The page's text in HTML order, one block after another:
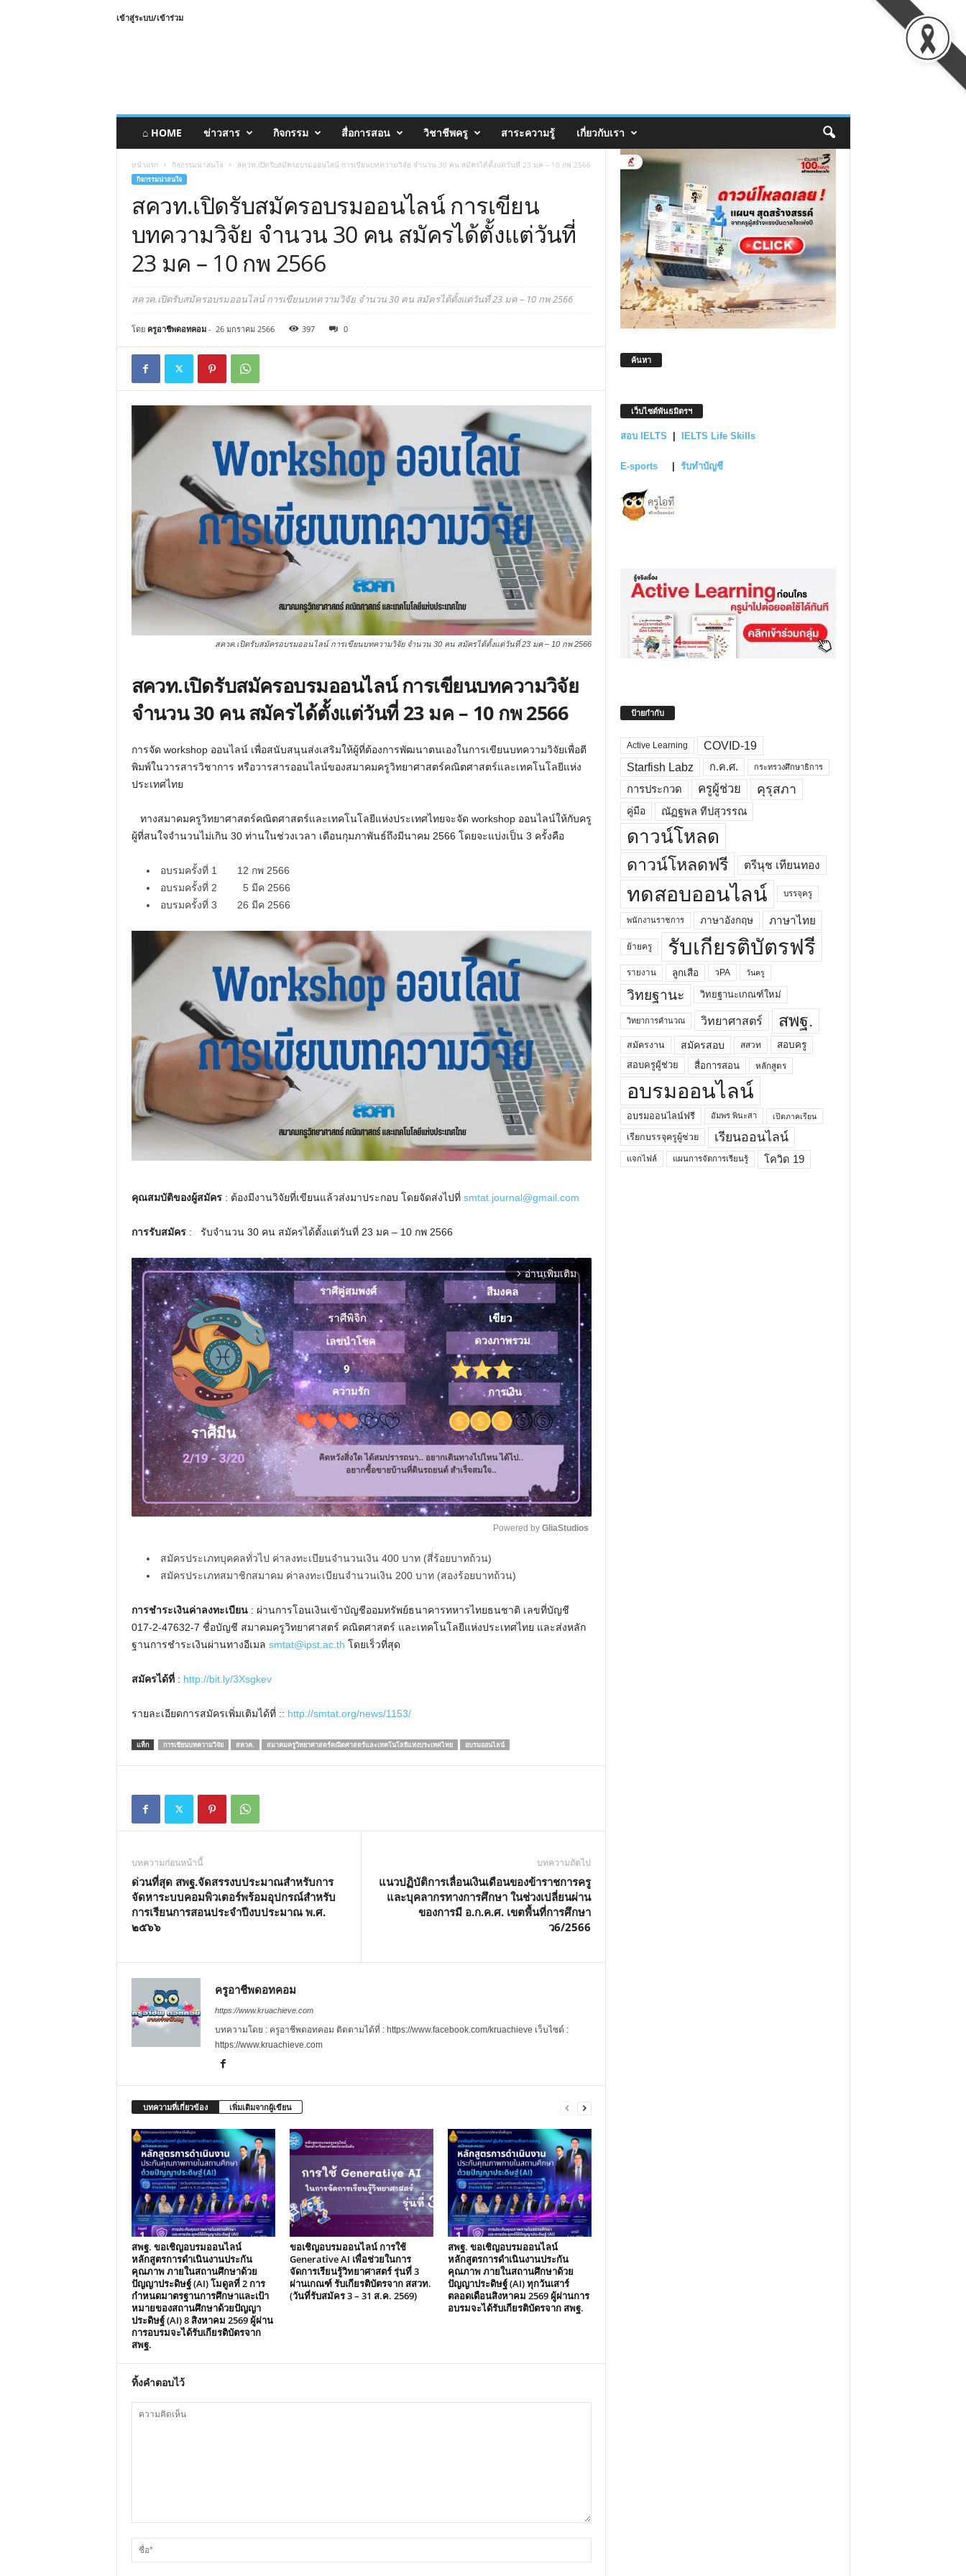
เข้าสู่ระบบ/เข้าร่วม
⌂ HOME ข่าวสาร กิจกรรม สื่อการสอน วิชาชีพครู สาระความรู้ เกี่ยวกับเรา
หน้าแรก กิจกรรมน่าสนใจ สควท.เปิดรับสมัครอบรมออนไลน์ การเขียนบทความวิจัย จำนวน 30 คน สมัครได้ตั้งแต่วันที่ 23 มค – 10 กพ 2566
กิจกรรมน่าสนใจ
สควท.เปิดรับสมัครอบรมออนไลน์ การเขียน
บทความวิจัย จำนวน 30 คน สมัครได้ตั้งแต่วันที่
23 มค – 10 กพ 2566
สควค.เปิดรับสมัครอบรมออนไลน์ การเขียนบทความวิจัย จำนวน 30 คน สมัครได้ตั้งแต่วันที่ 23 มค – 10 กพ 2566
โดย ครูอาชีพดอทคอม- 26 มกราคม 2566 397 0
สควค.เปิดรับสมัครอบรมออนไลน์ การเขียนบทความวิจัย จำนวน 30 คน สมัครได้ตั้งแต่วันที่ 23 มค – 10 กพ 2566
สควท.เปิดรับสมัครอบรมออนไลน์ การเขียนบทความวิจัย
จำนวน 30 คน สมัครได้ตั้งแต่วันที่ 23 มค – 10 กพ 2566
การจัด workshop ออนไลน์ เพื่อสนับสนุนส่งเสริมให้ผู้ที่ต้องการพัฒนาตนเองในการเขียนบทความวิจัยเพื่อตี
พิมพ์ในวารสารวิชาการ หรือวารสารออนไลน์ของสมาคมครูวิทยาศาสตร์คณิตศาสตร์และเทคโนโลยีแห่ง
ประเทศไทย
ทางสมาคมครูวิทยาศาสตร์คณิตศาสตร์และเทคโนโลยีแห่งประเทศไทยจะจัด workshop ออนไลน์ให้กับครู
ผู้ที่สนใจจำนวนไม่เกิน 30 ท่านในช่วงเวลา เดือนกุมภาพันธ์ถึงมีนาคม 2566 โดยจะแบ่งเป็น 3 ครั้งคือ
อบรมครั้งที่ 1 12 กพ 2566
อบรมครั้งที่ 2 5 มีค 2566
อบรมครั้งที่ 3 26 มีค 2566
คุณสมบัติของผู้สมัคร: ต้องมีงานวิจัยที่เขียนแล้วส่งมาประกอบ โดยจัดส่งไปที่ smtat.journal@gmail.com
การรับสมัคร: รับจำนวน 30 คน สมัครได้ตั้งแต่วันที่ 23 มค – 10 กพ 2566
arrow_forward_ios อ่านเพิ่มเติม
t
e
Powered by GliaStudios
สมัครประเภทบุคคลทั่วไป ค่าลงทะเบียนจำนวนเงิน 400 บาท (สี่ร้อยบาทถ้วน)
สมัครประเภทสมาชิกสมาคม ค่าลงทะเบียนจำนวนเงิน 200 บาท (สองร้อยบาทถ้วน)
การชำระเงินค่าลงทะเบียน: ผ่านการโอนเงินเข้าบัญชีออมทรัพย์ธนาคารทหารไทยธนชาติ เลขที่บัญชี
017-2-47632-7 ชื่อบัญชี สมาคมครูวิทยาศาสตร์ คณิตศาสตร์ และเทคโนโลยีแห่งประเทศไทย และส่งหลัก
ฐานการชำระเงินผ่านทางอีเมล smtat@ipst.ac.th โดยเร็วที่สุด
สมัครได้ที่: http://bit.ly/3Xsgkev
รายละเอียดการสมัครเพิ่มเติมได้ที่ :: http://smtat.org/news/1153/
แท็ก การเขียนบทความวิจัย สควค. สมาคมครูวิทยาศาสตร์คณิตศาสตร์และเทคโนโลยีแห่งประเทศไทย อบรมออนไลน์
บทความก่อนหน้านี้
ด่วนที่สุด สพฐ.จัดสรรงบประมาณสำหรับการ
จัดหาระบบคอมพิวเตอร์พร้อมอุปกรณ์สำหรับ
การเรียนการสอนประจำปีงบประมาณ พ.ศ.
๒๕๖๖
บทความถัดไป
แนวปฏิบัติการเลื่อนเงินเดือนของข้าราชการครู
และบุคลากรทางการศึกษา ในช่วงเปลี่ยนผ่าน
ของการมี อ.ก.ค.ศ. เขตพื้นที่การศึกษา
ว6/2566
ครูอาชีพดอทคอม
https://www.kruachieve.com
บทความโดย : ครูอาชีพดอทคอม ติดตามได้ที่ : https://www.facebook.com/kruachieve เว็บไซต์ :
https://www.kruachieve.com
บทความที่เกี่ยวข้อง เพิ่มเติมจากผู้เขียน
สพฐ. ขอเชิญอบรมออนไลน์
หลักสูตรการดำเนินงานประกัน
คุณภาพ ภายในสถานศึกษาด้วย
ปัญญาประดิษฐ์ (AI) โมดูลที่ 2 การ
กำหนดมาตรฐานการศึกษาและเป้า
หมายของสถานศึกษาด้วยปัญญา
ประดิษฐ์ (AI) 8 สิงหาคม 2569 ผู้ผ่าน
การอบรมจะได้รับเกียรติบัตรจาก
สพฐ.
ขอเชิญอบรมออนไลน์ การใช้
Generative AI เพื่อช่วยในการ
จัดการเรียนรู้วิทยาศาสตร์ รุ่นที่ 3
ผ่านเกณฑ์ รับเกียรติบัตรจาก สสวท.
(วันที่รับสมัคร 3 – 31 ส.ค. 2569)
สพฐ. ขอเชิญอบรมออนไลน์
หลักสูตรการดำเนินงานประกัน
คุณภาพ ภายในสถานศึกษาด้วย
ปัญญาประดิษฐ์ (AI) ทุกวันเสาร์
ตลอดเดือนสิงหาคม 2569 ผู้ผ่านการ
อบรมจะได้รับเกียรติบัตรจาก สพฐ.
ทิ้งคำตอบไว้
ค้นหา
เว็บไซต์พันธมิตรฯ
สอบ IELTS IELTS Life Skills
E-sports รับทำบัญชี
ป้ายกำกับ
Active Learning
COVID-19
Starfish Labz
ก.ค.ศ. กระทรวงศึกษาธิการ
การประกวด ครูผู้ช่วย คุรุสภา
คู่มือ ณัฏฐพล ทีปสุวรรณ
ดาวน์โหลด
ดาวน์โหลดฟรี ตรีนุช เทียนทอง
ทดสอบออนไลน์ บรรจุครู
พนักงานราชการ ภาษาอังกฤษ ภาษาไทย
ย้ายครู รับเกียรติบัตรฟรี
รายงาน ลูกเสือ วPA วันครู
วิทยฐานะ วิทยฐานะเกณฑ์ใหม่
วิทยาการคำนวณ วิทยาศาสตร์ สพฐ.
สมัครงาน สมัครสอบ สสวท
สอบครู
สอบครูผู้ช่วย
สื่อการสอน หลักสูตร
อบรมออนไลน์
อบรมออนไลน์ฟรี อัมพร พินะสา เปิดภาคเรียน
เรียกบรรจุครูผู้ช่วย เรียนออนไลน์
แจกไฟล์ แผนการจัดการเรียนรู้ โควิด 19